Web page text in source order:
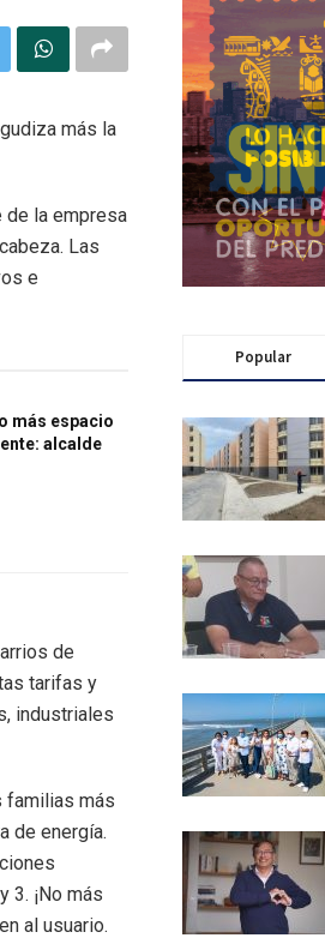
más la
de la empresa
Las
e
más espacio
alcalde
de
tarifas y
industriales
familias más
de energía.
3. ¡No más
al usuario.
Popular